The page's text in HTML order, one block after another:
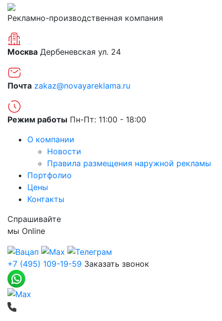
Рекламно-производственная компания
Москва Дербеневская ул. 24
Почта zakaz@novayareklama.ru
Режим работы Пн-Пт: 11:00 - 18:00
О компании
Новости
Правила размещения наружной рекламы
Портфолио
Цены
Контакты
Спрашивайте
мы Online
+7 (495) 109-19-59 Заказать звонок